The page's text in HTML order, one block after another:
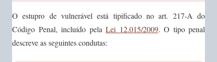
O estupro de vulnerável está tipificado no art. 217-A do
Código Penal, incluído pela Lei 12.015/2009. O tipo penal
descreve as seguintes condutas: